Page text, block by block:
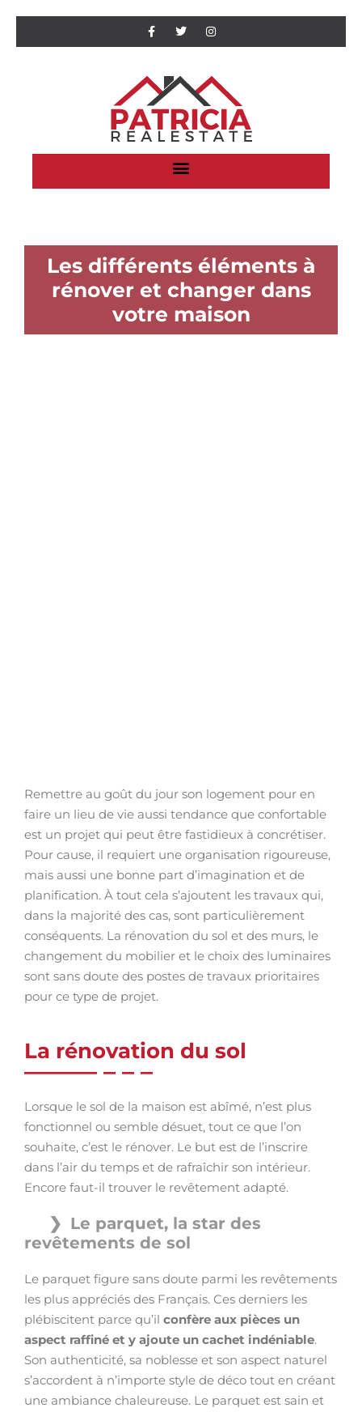
Les différents éléments à
rénover et changer dans
votre maison
Remettre au goût du jour son logement pour en
faire un lieu de vie aussi tendance que confortable
est un projet qui peut être fastidieux à concrétiser.
Pour cause, il requiert une organisation rigoureuse,
mais aussi une bonne part d’imagination et de
planification. À tout cela s’ajoutent les travaux qui,
dans la majorité des cas, sont particulièrement
conséquents. La rénovation du sol et des murs, le
changement du mobilier et le choix des luminaires
sont sans doute des postes de travaux prioritaires
pour ce type de projet.
La rénovation du sol
Lorsque le sol de la maison est abîmé, n’est plus
fonctionnel ou semble désuet, tout ce que l’on
souhaite, c’est le rénover. Le but est de l’inscrire
dans l’air du temps et de rafraîchir son intérieur.
Encore faut-il trouver le revêtement adapté.
Le parquet, la star des
revêtements de sol
Le parquet figure sans doute parmi les revêtements
les plus appréciés des Français. Ces derniers les
plébiscitent parce qu’il confère aux pièces un
aspect raffiné et y ajoute un cachet indéniable.
Son authenticité, sa noblesse et son aspect naturel
s’accordent à n’importe style de déco tout en créant
une ambiance chaleureuse. Le parquet est sain et